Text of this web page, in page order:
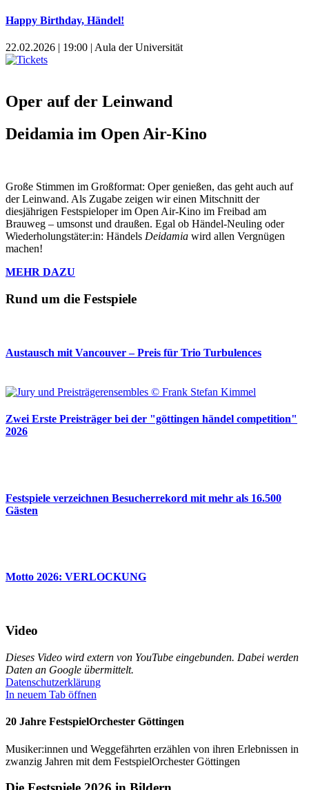
Happy Birthday, Händel!
22.02.2026 | 19:00 | Aula der Universität
Oper auf der Leinwand
Deidamia im Open Air-Kino
Große Stimmen im Großformat: Oper genießen, das geht auch auf
der Leinwand. Als Zugabe zeigen wir einen Mitschnitt der
diesjährigen Festspieloper im Open Air-Kino im Freibad am
Brauweg – umsonst und draußen. Egal ob Händel-Neuling oder
Wiederholungstäter:in: Händels Deidamia wird allen Vergnügen
machen!
MEHR DAZU
Rund um die Festspiele
Austausch mit Vancouver – Preis für Trio Turbulences
Zwei Erste Preisträger bei der "göttingen händel competition"
2026
Fest­spiele verzeichnen Besucherrekord mit mehr als 16.500
Gästen
Motto 2026: VERLOCKUNG
Video
Dieses Video wird extern von YouTube eingebunden. Dabei werden
Daten an Google übermittelt.
Datenschutzerklärung
In neuem Tab öffnen
20 Jahre FestspielOrchester Göttingen
Musiker:innen und Weggefährten erzählen von ihren Erlebnissen in
zwanzig Jahren mit dem FestspielOrchester Göttingen